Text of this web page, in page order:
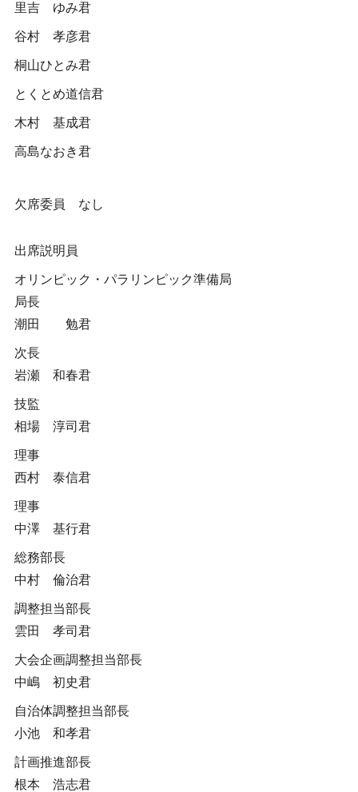
里吉 ゆみ君
谷村 孝彦君
桐山ひとみ君
とくとめ道信君
木村 基成君
高島なおき君
欠席委員 なし
出席説明員
オリンピック・パラリンピック準備局
局長
潮田 勉君
次長
岩瀬 和春君
技監
相場 淳司君
理事
西村 泰信君
理事
中澤 基行君
総務部長
中村 倫治君
調整担当部長
雲田 孝司君
大会企画調整担当部長
中嶋 初史君
自治体調整担当部長
小池 和孝君
計画推進部長
根本 浩志君